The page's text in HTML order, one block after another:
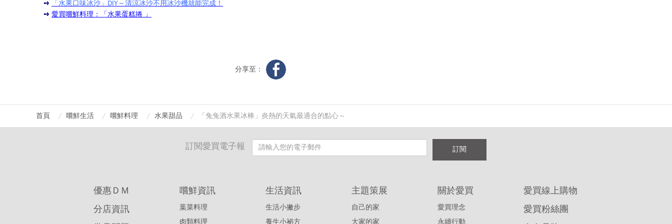
➺
「水果口味冰沙」DIY～清涼冰沙不用冰沙機就能完成！
➺ 愛買嚐鮮料理：「水果蛋糕捲 」
分享至：
首頁 嚐鮮生活 嚐鮮料理 水果甜品 「兔兔酒水果冰棒」炎熱的天氣最適合的點心～
訂閱愛買電子報 訂閱
優惠ＤＭ
分店資訊
嚐鮮資訊
葉菜料理
肉類料理
生活資訊
生活小撇步
養生小祕方
主題策展
自己的家
大家的家
關於愛買
愛買理念
永續行動
愛買線上購物
愛買粉絲團